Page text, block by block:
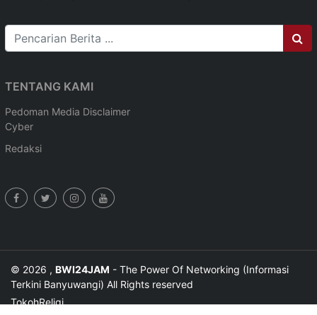
TENTANG KAMI
Pedoman Media
Cyber
Disclaimer
Redaksi
© 2026 , BWI24JAM - The Power Of Networking (Informasi
Terkini Banyuwangi) All Rights reserved
TokohReligi